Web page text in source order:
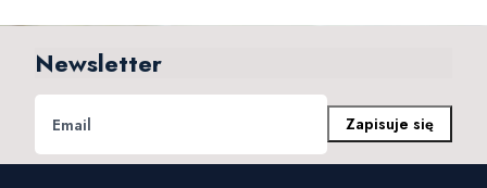
Newsletter
Zapisuje się